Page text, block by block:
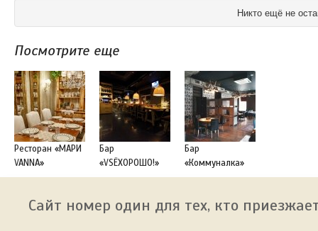
Никто ещё не
Посмотрите еще
Ресторан «МАРИ
VANNA»
Бар
«VSЁХОРОШО!»
Бар
«Коммуналка»
Сайт номер один для тех, кто